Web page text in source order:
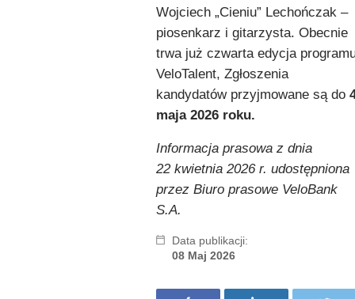
Wojciech „Cieniu” Lechończak –
piosenkarz i gitarzysta. Obecnie
trwa już czwarta edycja
VeloTalent, Zgłoszenia
kandydatów przyjmowane są do
maja 2026 roku.
Informacja prasowa z dnia
22 kwietnia 2026 r. udostępniona
przez Biuro prasowe VeloBank
S.A.
Data publikacji:
08 Maj 2026